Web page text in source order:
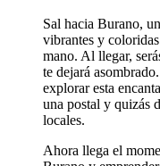
Sal hacia Burano,
vibrantes y
mano. Al llegar,
te dejará
explorar esta
una postal y quizás
locales.
Ahora llega el